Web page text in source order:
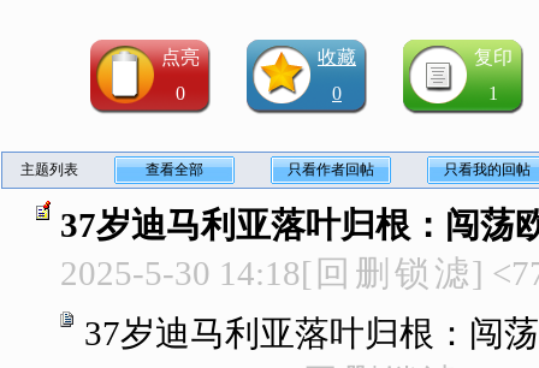
点亮
0
收藏
0
复印
1
主题列表 查看全部 只看作者回帖 只看我的回帖
37岁迪马利亚落叶归根：闯荡
2025-5-30 14:18[ 回 删 锁 滤]
37岁迪马利亚落叶归根：闯